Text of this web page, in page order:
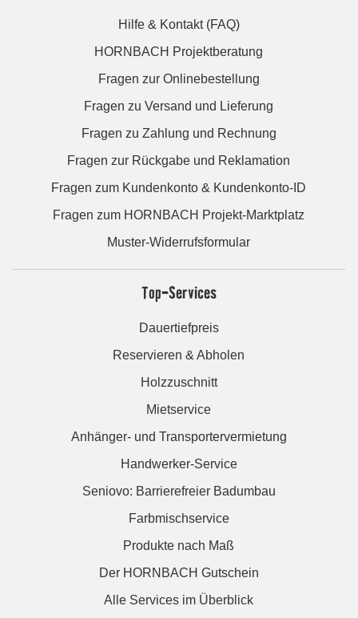
Hilfe & Kontakt (FAQ)
HORNBACH Projektberatung
Fragen zur Onlinebestellung
Fragen zu Versand und Lieferung
Fragen zu Zahlung und Rechnung
Fragen zur Rückgabe und Reklamation
Fragen zum Kundenkonto & Kundenkonto-ID
Fragen zum HORNBACH Projekt-Marktplatz
Muster-Widerrufsformular
Top-Services
Dauertiefpreis
Reservieren & Abholen
Holzzuschnitt
Mietservice
Anhänger- und Transportervermietung
Handwerker-Service
Seniovo: Barrierefreier Badumbau
Farbmischservice
Produkte nach Maß
Der HORNBACH Gutschein
Alle Services im Überblick